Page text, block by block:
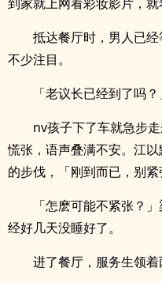
抵达餐厅时，男人已
不少注目。
「老议长已经到了吗？
nv孩子下了车就急步
慌张，语声叠满不安。江
的步伐，「刚到而已，别紧
「怎麽可能不紧张？
经好几天没睡好了。
进了餐厅，服务生领着